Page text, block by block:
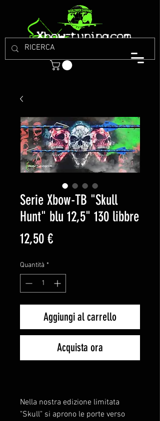
Serie Xbow-TB "Skull
Hunt" blu 12,5" 130 libbre
12,50 €Prezzo
Quantità *
Aggiungi al carrello
Acquista ora
Nella nostra edizione limitata
"Skull" si aprono le porte verso